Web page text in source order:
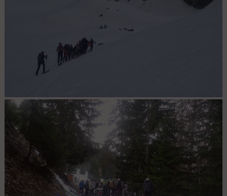
col en vue : Ciel couvert mais ambiance au beau fixe !!! (Photo
Mathieu)